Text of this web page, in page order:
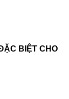
BIỆT CHO